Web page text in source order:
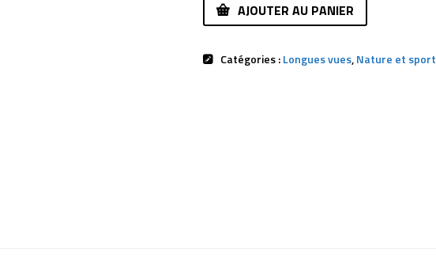
AJOUTER AU PANIER
Catégories :Longues vues,Nature et sport